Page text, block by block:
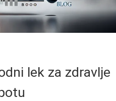
lek za zdravlje